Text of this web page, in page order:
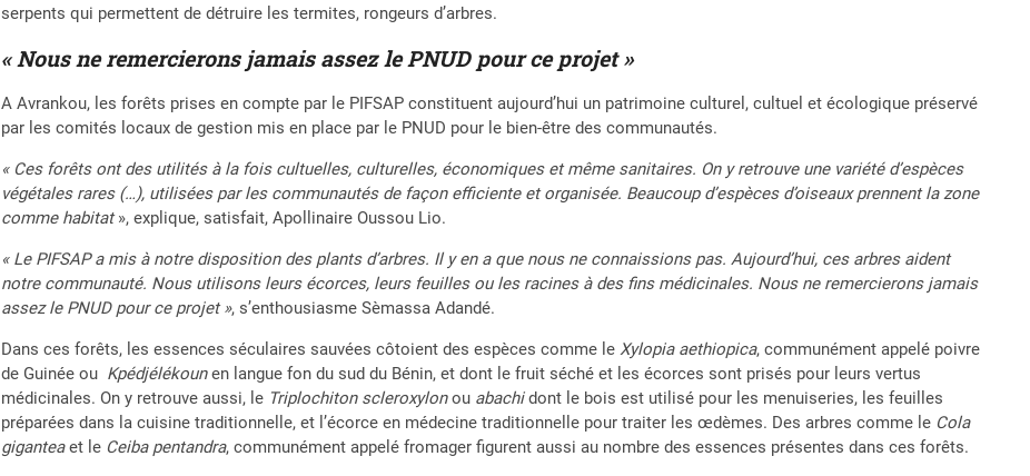
serpents qui permettent de détruire les termites, rongeurs d’arbres.
« Nous ne remercierons jamais assez le PNUD pour ce projet »
A Avrankou, les forêts prises en compte par le PIFSAP constituent aujourd’hui un patrimoine culturel, cultuel et écologique préservé
par les comités locaux de gestion mis en place par le PNUD pour le bien-être des communautés.
« Ces forêts ont des utilités à la fois cultuelles, culturelles, économiques et même sanitaires. On y retrouve une variété d’espèces
végétales rares (…), utilisées par les communautés de façon efficiente et organisée. Beaucoup d’espèces d’oiseaux prennent la zone
comme habitat», explique, satisfait, Apollinaire Oussou Lio.
« Le PIFSAP a mis à notre disposition des plants d’arbres. Il y en a que nous ne connaissions pas. Aujourd’hui, ces arbres aident
notre communauté. Nous utilisons leurs écorces, leurs feuilles ou les racines à des fins médicinales. Nous ne remercierons jamais
assez le PNUD pour ce projet », s’enthousiasme Sèmassa Adandé.
Dans ces forêts, les essences séculaires sauvées côtoient des espèces comme leXylopia aethiopica, communément appelé poivre
de Guinée ou Kpédjélékounen langue fon du sud du Bénin, et dont le fruit séché et les écorces sont prisés pour leurs vertus
médicinales. On y retrouve aussi, le Triplochiton scleroxylonou abachidont le bois est utilisé pour les menuiseries, les feuilles
préparées dans la cuisine traditionnelle, et l’écorce en médecine traditionnelle pour traiter les œdèmes. Des arbres comme le Cola
giganteaet le Ceiba pentandra, communément appelé fromager figurent aussi au nombre des essences présentes dans ces forêts.